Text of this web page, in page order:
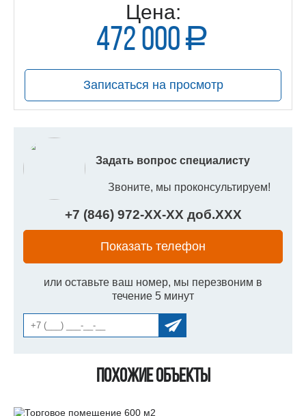
Цена:
472 000 a
руб.
Записаться на просмотр
Задать вопрос специалисту
Звоните, мы проконсультируем!
+7 (846) 972-XX-XXдоб.XXX
Показать телефон
или оставьте ваш номер, мы перезвоним в
течение 5 минут
Похожие объекты